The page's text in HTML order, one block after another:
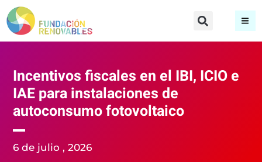
Incentivos fiscales en el IBI, ICIO e
IAE para instalaciones de
autoconsumo fotovoltaico
6 de julio , 2026